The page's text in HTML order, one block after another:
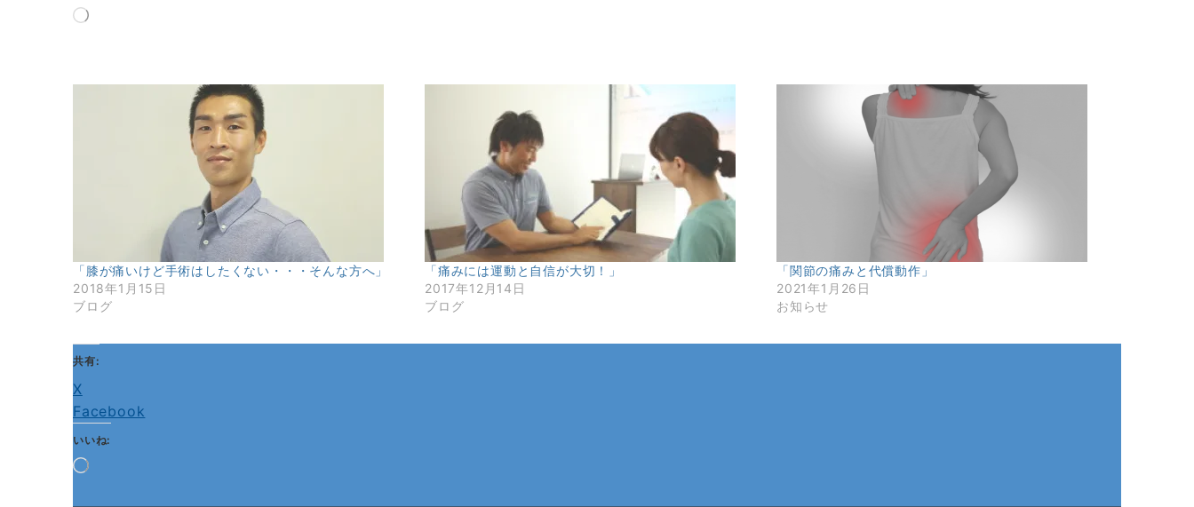
読
中…
「膝が痛いけど手術はしたくない・・・そんな方へ」
2018年1月15日
ブログ
「痛みには運動と自信が大切！」
2017年12月14日
ブログ
「関節の痛みと代償動作」
2021年1月26日
お知らせ
共有:
X
Facebook
いいね:
読